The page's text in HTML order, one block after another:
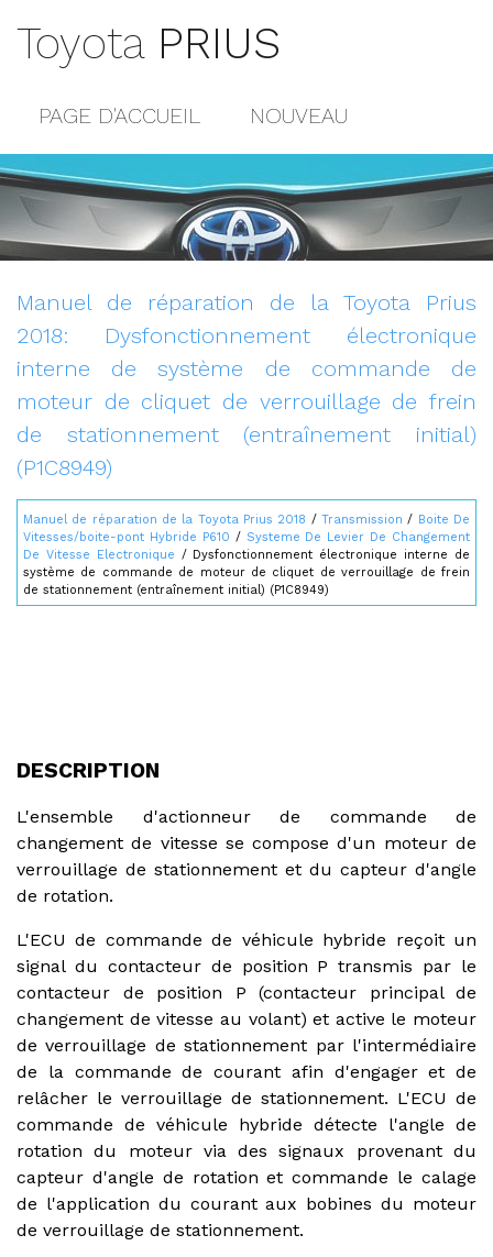
Toyota PRIUS
PAGE D'ACCUEIL NOUVEAU
POPULAIRE
CONTACTS
Manuel de réparation de la Toyota Prius
2018: Dysfonctionnement électronique
interne de système de commande de
moteur de cliquet de verrouillage de frein
de stationnement (entraînement initial)
(P1C8949)
Manuel de réparation de la Toyota Prius 2018 /Transmission / Boite De
Vitesses/boite-pont Hybride P610 / Systeme De Levier De Changement
De Vitesse Electronique / Dysfonctionnement électronique interne de
système de commande de moteur de cliquet de verrouillage de frein
de stationnement (entraînement initial) (P1C8949)
DESCRIPTION
L'ensemble d'actionneur de commande de
changement de vitesse se compose d'un moteur de
verrouillage de stationnement et du capteur d'angle
de rotation.
L'ECU de commande de véhicule hybride reçoit un
signal du contacteur de position P transmis par le
contacteur de position P (contacteur principal de
changement de vitesse au volant) et active le moteur
de verrouillage de stationnement par l'intermédiaire
de la commande de courant afin d'engager et de
relâcher le verrouillage de stationnement. L'ECU de
commande de véhicule hybride détecte l'angle de
rotation du moteur via des signaux provenant du
capteur d'angle de rotation et commande le calage
de l'application du courant aux bobines du moteur
de verrouillage de stationnement.